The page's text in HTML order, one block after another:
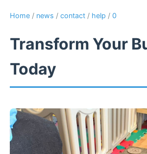
Home / news / contact / help / 0
Transform Your
Today